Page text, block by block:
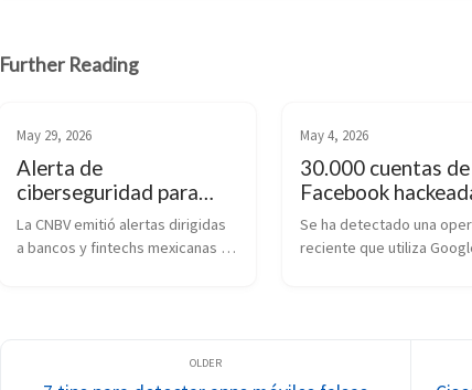
Further Reading
May 29, 2026
Alerta de
ciberseguridad para
instituciones
financieras mexicanas
La CNBV emitió alertas dirigidas
a bancos y fintechs mexicanas
May 4, 2026
30.000 cuentas de
Facebook
mediante una
de phishing con
AppSheet
Se ha detectado una
reciente que utiliza